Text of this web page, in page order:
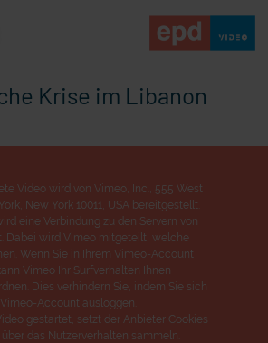
"Wir bauen Cherson wieder auf" - Optimismus in der
Krise im Libanon
Video wird von Vimeo, Inc., 555 West
New York 10011, USA bereitgestellt.
eine Verbindung zu den Servern von
Dabei wird Vimeo mitgeteilt, welche
Wenn Sie in Ihrem Vimeo-Account
Vimeo Ihr Surfverhalten Ihnen
Dies verhindern Sie, indem Sie sich
Account ausloggen.
gestartet, setzt der Anbieter Cookies
das Nutzerverhalten sammeln.